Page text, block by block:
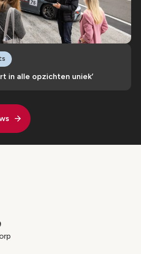
in alle opzichten uniek’